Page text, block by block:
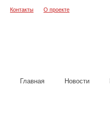
Контакты О проекте
Главная Новости